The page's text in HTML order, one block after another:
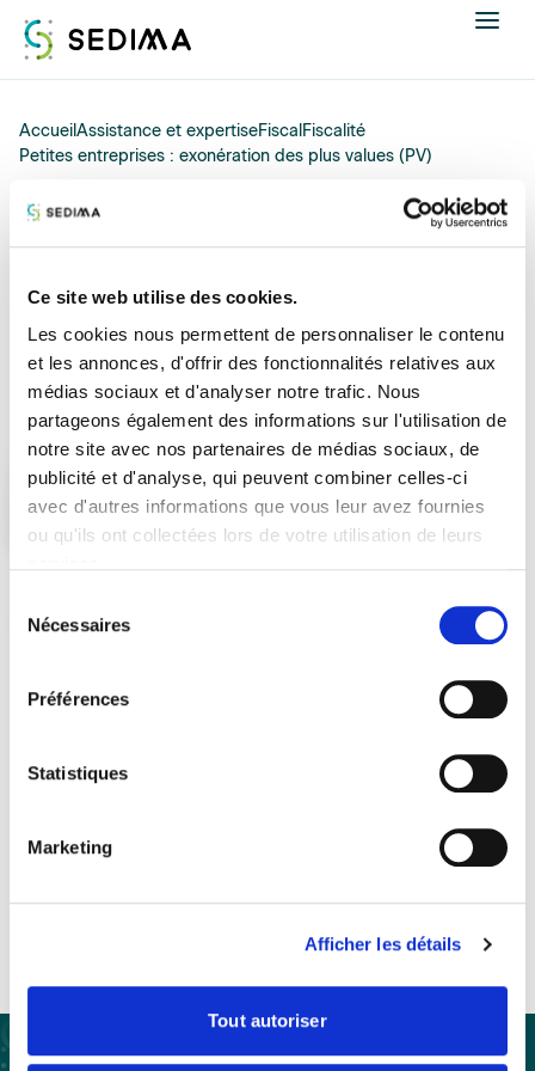
Ce site web utilise des cookies.
Les cookies nous permettent de personnaliser le contenu
et les annonces, d'offrir des fonctionnalités relatives aux
médias sociaux et d'analyser notre trafic. Nous
partageons également des informations sur l'utilisation de
notre site avec nos partenaires de médias sociaux, de
publicité et d'analyse, qui peuvent combiner celles-ci
avec d'autres informations que vous leur avez fournies
ou qu'ils ont collectées lors de votre utilisation de leurs
Nécessaires
Préférences
Statistiques
Marketing
Afficher les détails
Tout autoriser
Nous connaître
Offres d'emploi
Annuaire
Contacter
AccueilAssistance et expertiseFiscal Fiscalité
Petites entreprises : exonération des plus values (PV)
20/01/2024
Petites entreprises :
exonération des plus
values (PV)
poursuivre votre lecture
Se connecter
La loi de finances pour 2024 est venue accorder aux
activités agricoles un seuil spécifique d'exonération de
plus values professionnelles.